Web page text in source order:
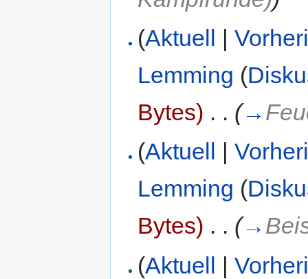
(Aktuell |
Lemming (
Bytes) . . (→
(Aktuell |
Lemming (
Bytes) . . (→
(Aktuell |